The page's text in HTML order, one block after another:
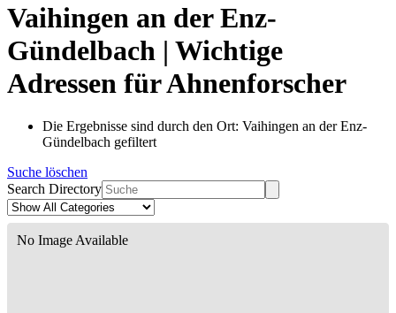
Vaihingen an der Enz-
Gündelbach | Wichtige
Adressen für Ahnenforscher
Die Ergebnisse sind durch den Ort: Vaihingen an der Enz-
Gündelbach gefiltert
Suche löschen
Search Directory
No Image Available